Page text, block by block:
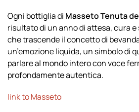
Ogni bottiglia di Masseto Tenuta
risultato di un anno di attesa, cura e
che trascende il concetto di
un’emozione liquida, un simbolo di
parlare al mondo intero con voce
profondamente autentica.
link to Masseto